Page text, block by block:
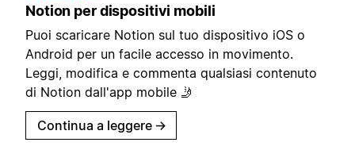
Notion per dispositivi mobili
Puoi scaricare Notion sul tuo dispositivo iOS o
Android per un facile accesso in movimento.
Leggi, modifica e commenta qualsiasi contenuto
di Notion dall'app mobile 🤳
Continua a leggere →